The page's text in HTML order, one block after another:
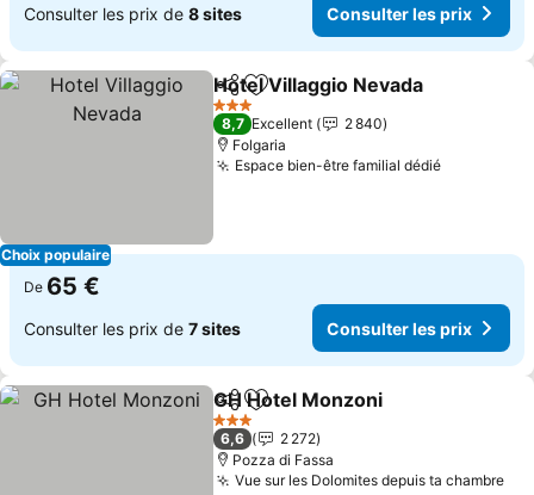
Consulter les prix de 8 sites Consulter les prix
Choix populaire
PartagerAjouter à mes favoris
Hotel Villaggio Nevada
3 Étoiles
8,7 Excellent
2 840
Folgaria
Espace bien-être familial dédié
De 65 €
Consulter les prix de 7 sites Consulter les prix
PartagerAjouter à mes favoris
GH Hotel Monzoni
3 Étoiles
6,6
2 272
Pozza di Fassa
Vue sur les Dolomites depuis ta chambre